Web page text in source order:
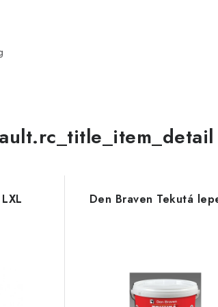
Den Braven Tekutá